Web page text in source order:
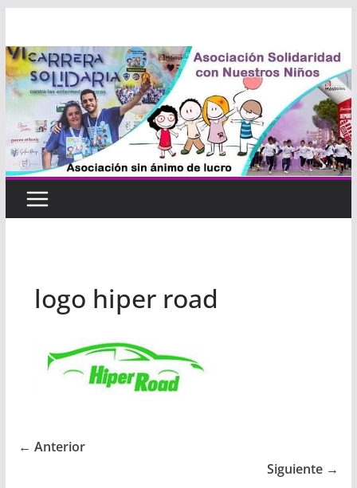
contenido
logo hiper road
← Anterior
Siguiente →